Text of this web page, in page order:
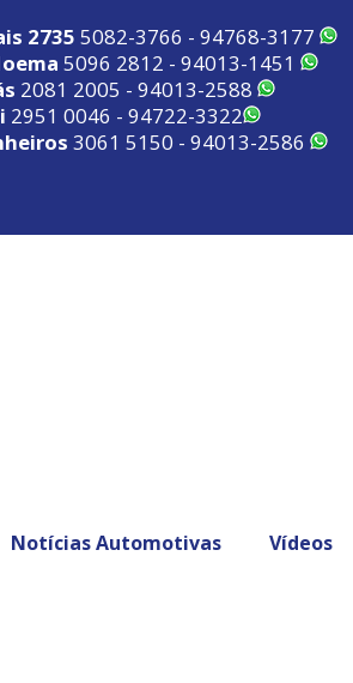
2735 5082-3766 - 94768-3177
5096 2812 - 94013-1451
2081 2005 - 94013-2588
2951 0046 - 94722-3322
3061 5150 - 94013-2586
Notícias Automotivas Vídeos